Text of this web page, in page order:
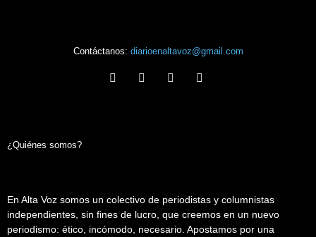
Contáctanos: diarioenaltavoz@gmail.com
¿Quiénes somos?
En Alta Voz somos un colectivo de periodistas y columnistas
independientes, sin fines de lucro, que creemos en un nuevo
periodismo: ético, incómodo, necesario. Apostamos por una